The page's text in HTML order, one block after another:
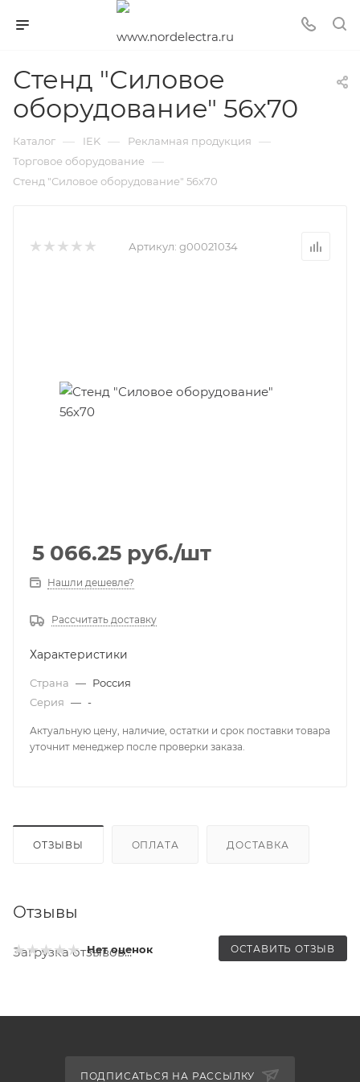
Стенд "Силовое
оборудование" 56х70
Каталог — IEK — Рекламная продукция —
Торговое оборудование —
Стенд "Силовое оборудование" 56х70
Артикул: g00021034
5 066.25 руб./шт
Нашли дешевле?
Рассчитать доставку
Характеристики
Страна — Россия
Серия — -
Актуальную цену, наличие, остатки и срок поставки товара
уточнит менеджер после проверки заказа.
ОТЗЫВЫ ОПЛАТА ДОСТАВКА
Отзывы
Нет оценок ОСТАВИТЬ ОТЗЫВ
Загрузка отзывов...
ПОДПИСАТЬСЯ НА РАССЫЛКУ